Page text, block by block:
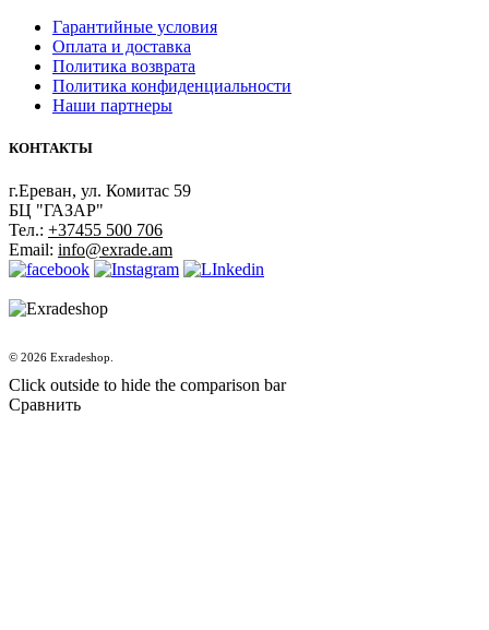
Гарантийные условия
Оплата и доставка
Политика возврата
Политика конфиденциальности
Наши партнеры
КОНТАКТЫ
г.Ереван, ул. Комитас 59
БЦ "ГАЗАР"
Тел.: +37455 500 706
Email: info@exrade.am
© 2026 Exradeshop.
Click outside to hide the comparison bar
Сравнить